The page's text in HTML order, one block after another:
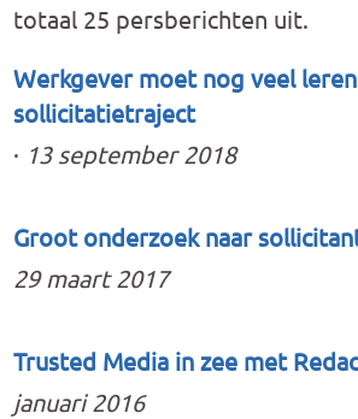
totaal 25 persberichten uit.
Werkgever moet nog veel
sollicitatietraject
· 13 september 2018
Groot onderzoek naar
29 maart 2017
Trusted Media in zee met
januari 2016